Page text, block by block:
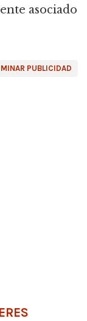
asociado
PUBLICIDAD